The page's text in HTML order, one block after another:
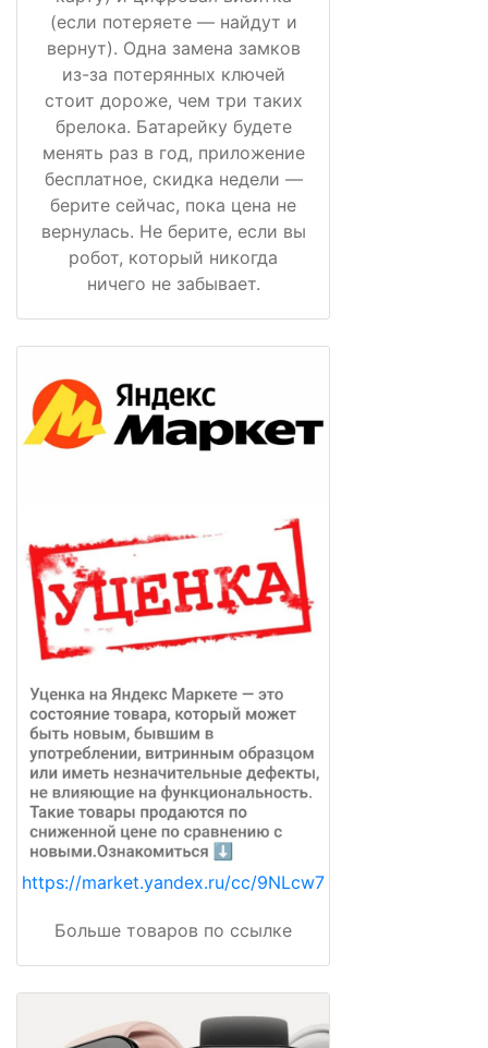
(если потеряете — найдут и
вернут). Одна замена замков
из-за потерянных ключей
стоит дороже, чем три таких
брелока. Батарейку будете
менять раз в год, приложение
бесплатное, скидка недели —
берите сейчас, пока цена не
вернулась. Не берите, если вы
робот, который никогда
ничего не забывает.
https://market.yandex.ru/cc/9NLcw7
Больше товаров по ссылке